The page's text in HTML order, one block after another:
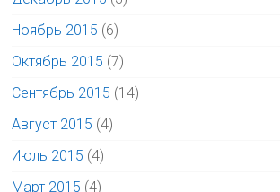
Ноябрь 2015 (6)
Октябрь 2015 (7)
Сентябрь 2015 (14)
Август 2015 (4)
Июль 2015 (4)
Март 2015 (4)